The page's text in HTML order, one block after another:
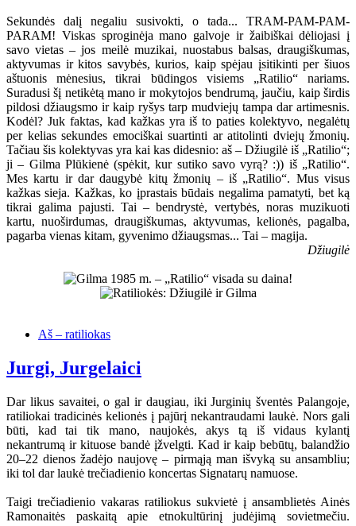
Sekundės dalį negaliu susivokti, o tada... TRAM-PAM-PAM-
PARAM! Viskas sproginėja mano galvoje ir žaibiškai dėliojasi į
savo vietas – jos meilė muzikai, nuostabus balsas, draugiškumas,
aktyvumas ir kitos savybės, kurios, kaip spėjau įsitikinti per šiuos
aštuonis mėnesius, tikrai būdingos visiems „Ratilio“ nariams.
Suradusi šį netikėtą mano ir mokytojos bendrumą, jaučiu, kaip širdis
pildosi džiaugsmo ir kaip ryšys tarp mudviejų tampa dar artimesnis.
Kodėl? Juk faktas, kad kažkas yra iš to paties kolektyvo, negalėtų
per kelias sekundes emociškai suartinti ar atitolinti dviejų žmonių.
Tačiau šis kolektyvas yra kai kas didesnio: aš – Džiugilė iš „Ratilio“;
ji – Gilma Plūkienė (spėkit, kur sutiko savo vyrą? :)) iš „Ratilio“.
Mes kartu ir dar daugybė kitų žmonių – iš „Ratilio“. Mus visus
kažkas sieja. Kažkas, ko įprastais būdais negalima pamatyti, bet ką
tikrai galima pajusti. Tai – bendrystė, vertybės, noras muzikuoti
kartu, nuoširdumas, draugiškumas, aktyvumas, kelionės, pagalba,
pagarba vienas kitam, gyvenimo džiaugsmas... Tai – magija.
Džiugilė
Aš – ratiliokas
Jurgi, Jurgelaici
Dar likus savaitei, o gal ir daugiau, iki Jurginių šventės Palangoje,
ratiliokai tradicinės kelionės į pajūrį nekantraudami laukė. Nors gali
būti, kad tai tik mano, naujokės, akys tą iš vidaus kylantį
nekantrumą ir kituose bandė įžvelgti. Kad ir kaip bebūtų, balandžio
20–22 dienos žadėjo naujovę – pirmąją man išvyką su ansambliu;
iki tol dar laukė trečiadienio koncertas Signatarų namuose.
Taigi trečiadienio vakaras ratiliokus sukvietė į ansamblietės Ainės
Ramonaitės paskaitą apie etnokultūrinį judėjimą sovietmečiu.